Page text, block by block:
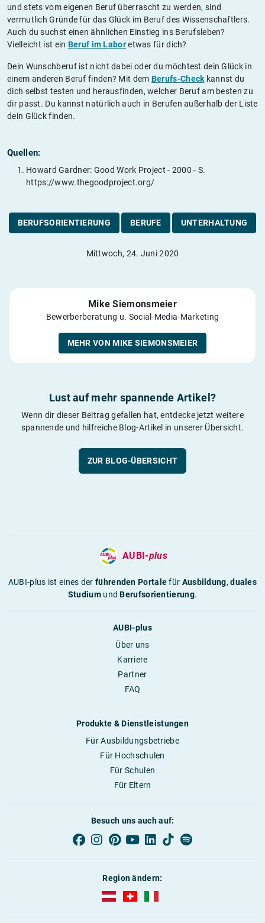
und stets vom eigenen Beruf überrascht zu werden, sind
vermutlich Gründe für das Glück im Beruf des Wissenschaftlers.
Auch du suchst einen ähnlichen Einstieg ins Berufsleben?
Vielleicht ist ein Beruf im Laboretwas für dich?
Dein Wunschberuf ist nicht dabei oder du möchtest dein Glück in
einem anderen Beruf finden? Mit dem Berufs-Check kannst du
dich selbst testen und herausfinden, welcher Beruf am besten zu
dir passt. Du kannst natürlich auch in Berufen außerhalb der Liste
dein Glück finden.
Quellen:
Howard Gardner: Good Work Project - 2000 - S.
https://www.thegoodproject.org/
BERUFSORIENTIERUNG BERUFE UNTERHALTUNG
Mittwoch, 24. Juni 2020
Mike Siemonsmeier
Bewerberberatung u. Social-Media-Marketing
MEHR VON MIKE SIEMONSMEIER
Lust auf mehr spannende Artikel?
Wenn dir dieser Beitrag gefallen hat, entdecke jetzt weitere
spannende und hilfreiche Blog-Artikel in unserer Übersicht.
ZUR BLOG-ÜBERSICHT
AUBI-plus
AUBI-plus ist eines derführenden Portalefür Ausbildung,duales
StudiumundBerufsorientierung.
AUBI-plus
Über uns
Karriere
Partner
FAQ
Produkte & Dienstleistungen
Für Ausbildungsbetriebe
Für Hochschulen
Für Schulen
Für Eltern
Besuch uns auch auf:
Region ändern:
AUBI-plus Österreich (deutsch)